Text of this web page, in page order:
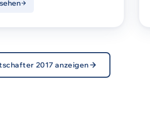
2017 anzeigen